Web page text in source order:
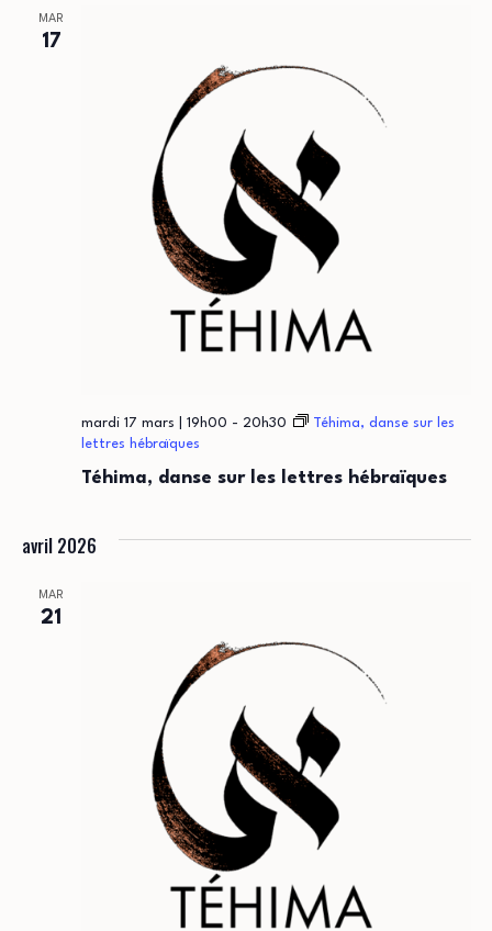
MAR
17
Téhima, danse sur les lettres hébraïques
mardi 17 mars | 19h00 - 20h30
Téhima, danse sur les
lettres hébraïques
avril 2026
MAR
21